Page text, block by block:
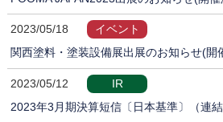
2023/05/18
イベント
関西塗料・塗装設備展出展のお知らせ(開
2023/05/12
IR
2023年3月期決算短信〔日本基準〕（連結